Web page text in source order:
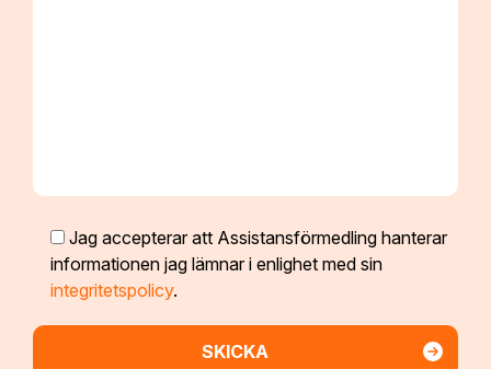
Jag accepterar att Assistansförmedling hanterar
informationen jag lämnar i enlighet med sin
integritetspolicy.